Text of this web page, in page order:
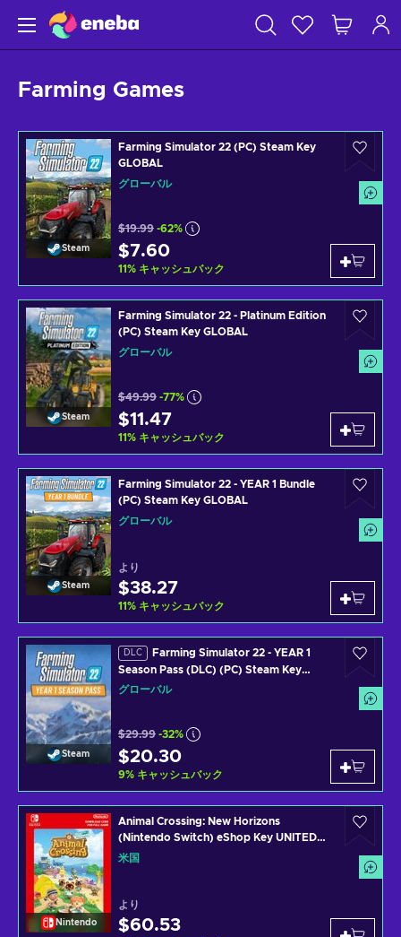
Farming Games
Steam
Farming Simulator 22 (PC) Steam Key
GLOBAL
グローバル
$19.99 -62%
$7.60
11% キャッシュバック
Steam
Farming Simulator 22 - Platinum Edition
(PC) Steam Key GLOBAL
グローバル
$49.99 -77%
$11.47
11% キャッシュバック
Steam
Farming Simulator 22 - YEAR 1 Bundle
(PC) Steam Key GLOBAL
グローバル
より
$38.27
11% キャッシュバック
Steam
DLC
Farming Simulator 22 - YEAR 1
Season Pass (DLC) (PC) Steam Key
GLOBAL
グローバル
$29.99 -32%
$20.30
9% キャッシュバック
Nintendo
Animal Crossing: New Horizons
(Nintendo Switch) eShop Key UNITED
STATES
米国
より
$60.53